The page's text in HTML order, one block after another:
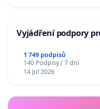
Vyjádření podpory
1 749 podpisů
140 Podpisy / 7 dní
14 Jul 2026